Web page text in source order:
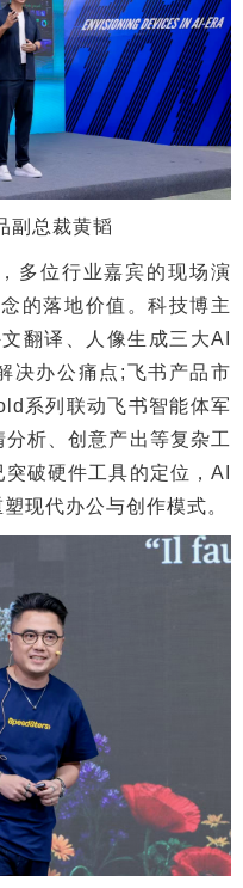
副总裁黄韬
位行业嘉宾的现场演
的落地价值。科技博主
翻译、人像生成三大AI
决办公痛点;飞书产品市
系列联动飞书智能体军
析、创意产出等复杂工
破硬件工具的定位，AI
现代办公与创作模式。